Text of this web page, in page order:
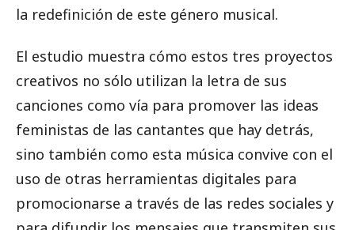
la redefinición de este género musical.
El estudio muestra cómo estos tres proyectos
creativos no sólo utilizan la letra de sus
canciones como vía para promover las ideas
feministas de las cantantes que hay detrás,
sino también como esta música convive con el
uso de otras herramientas digitales para
promocionarse a través de las redes sociales y